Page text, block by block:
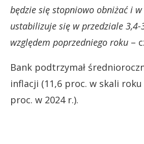
będzie się stopniowo obniżać i w
ustabilizuje się w przedziale 3,4-
względem poprzedniego roku –
Bank podtrzymał
inflacji (11,6 proc. w skali roku
proc. w 2024 r.).